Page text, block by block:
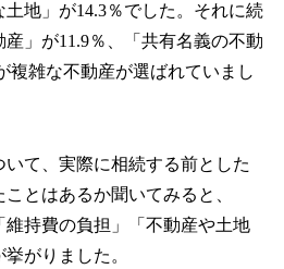
土地」が14.3％でした。それに続
」が11.9％、「共有名義の不動
複雑な不動産が選ばれていまし
て、実際に相続する前とした
とはあるか聞いてみると、
維持費の負担」「不動産や土地
がりました。